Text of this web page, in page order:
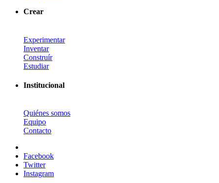
Crear
Experimentar
Inventar
Construír
Estudiar
Institucional
Quiénes somos
Equipo
Contacto
Facebook
Twitter
Instagram